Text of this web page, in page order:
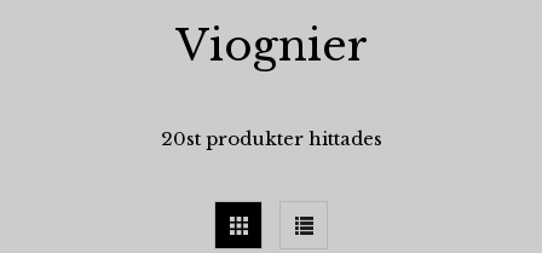
Viognier
20st produkter hittades